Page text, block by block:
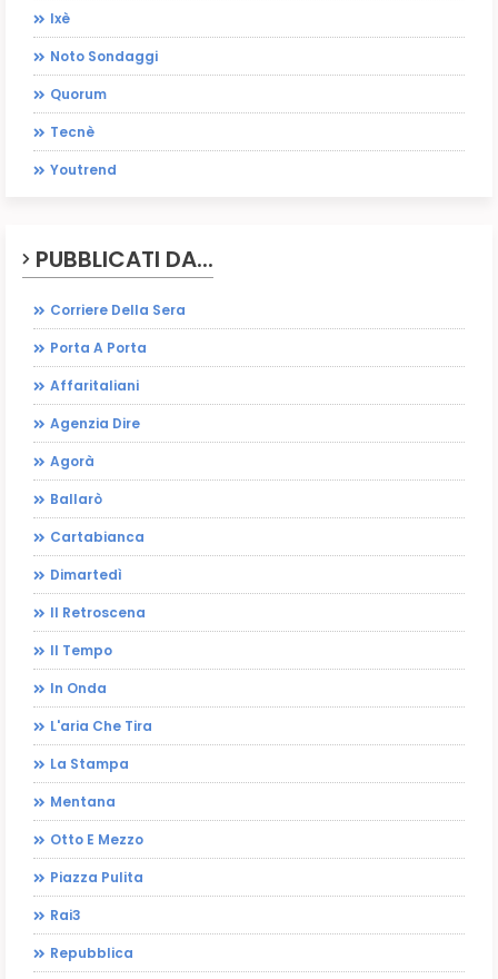
Ixè
Noto Sondaggi
Quorum
Tecnè
Youtrend
PUBBLICATI DA...
Corriere Della Sera
Porta A Porta
Affaritaliani
Agenzia Dire
Agorà
Ballarò
Cartabianca
Dimartedì
Il Retroscena
Il Tempo
In Onda
L'aria Che Tira
La Stampa
Mentana
Otto E Mezzo
Piazza Pulita
Rai3
Repubblica